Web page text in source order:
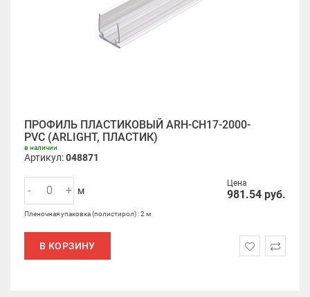
ПРОФИЛЬ ПЛАСТИКОВЫЙ ARH-CH17-2000-
PVC (ARLIGHT, ПЛАСТИК)
в наличии
Артикул:048871
Цена
981.54 руб.
- + м
Пленочная упаковка (полистирол) : 2 м
В КОРЗИНУ